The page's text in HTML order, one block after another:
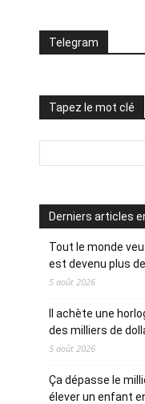
Telegram
Tapez le mot clé
Derniers articles
Tout le monde
est devenu plus
5 août 2026
Il achète une
des milliers de
5 août 2026
Ça dépasse le
élever un enfant